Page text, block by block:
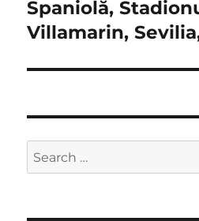
Spaniolă,
Villamarin,
Search
for: